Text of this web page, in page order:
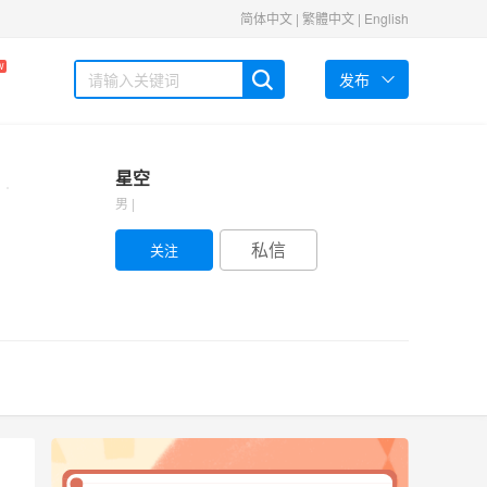
简体中文 | 繁體中文 | English
发布
星空
男 |
私信